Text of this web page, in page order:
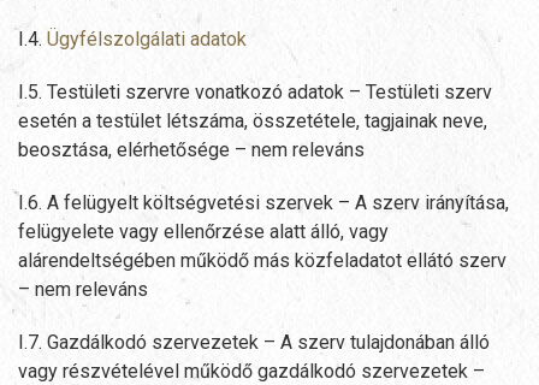
I.4. Ügyfélszolgálati adatok
I.5. Testületi szervre vonatkozó adatok – Testületi szerv
esetén a testület létszáma, összetétele, tagjainak neve,
beosztása, elérhetősége – nem releváns
I.6. A felügyelt költségvetési szervek – A szerv irányítása,
felügyelete vagy ellenőrzése alatt álló, vagy
alárendeltségében működő más közfeladatot ellátó szerv
– nem releváns
I.7. Gazdálkodó szervezetek – A szerv tulajdonában álló
vagy részvételével működő gazdálkodó szervezetek –